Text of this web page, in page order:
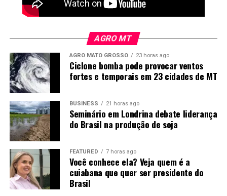
Produção recorde em Mato Grosso
O Imea consolidou a área cultivada de milho da safra
2025/26 em Mato Grosso em 7,43 milhões de hectares,
acima da média dos últimos cinco anos. O volume
representa a segunda maior área da série histórica do
Instituto, atrás apenas da safra 2022/23.
AGRO MT
AGRO MATO GROSSO 23 horas ago
Ciclone bomba pode provocar ventos
fortes e temporais em 23 cidades de MT
BUSINESS 21 horas ago
Seminário em Londrina debate liderança
do Brasil na produção de soja
FEATURED 7 horas ago
Você conhece ela? Veja quem é a
cuiabana que quer ser presidente do
Brasil